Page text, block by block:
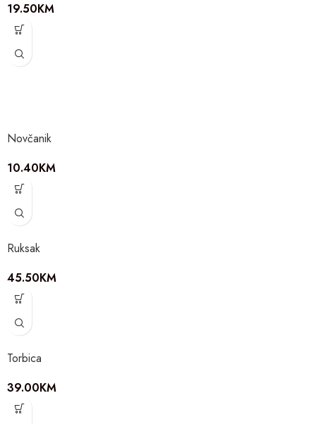
19.50KM
Novčanik
10.40KM
Ruksak
45.50KM
Torbica
39.00KM